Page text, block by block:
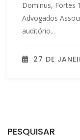
Dominus, Fortes
Advogados
auditório...
27 DE
PESQUISAR